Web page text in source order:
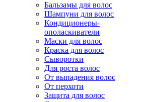
Бальзамы для волос
Шампуни для волос
Кондиционеры-
ополаскиватели
Маски для волос
Краска для волос
Сыворотки
Для роста волос
От выпадения волос
От перхоти
Защита для волос